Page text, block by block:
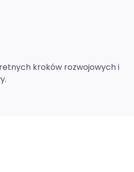
kroków rozwojowych i